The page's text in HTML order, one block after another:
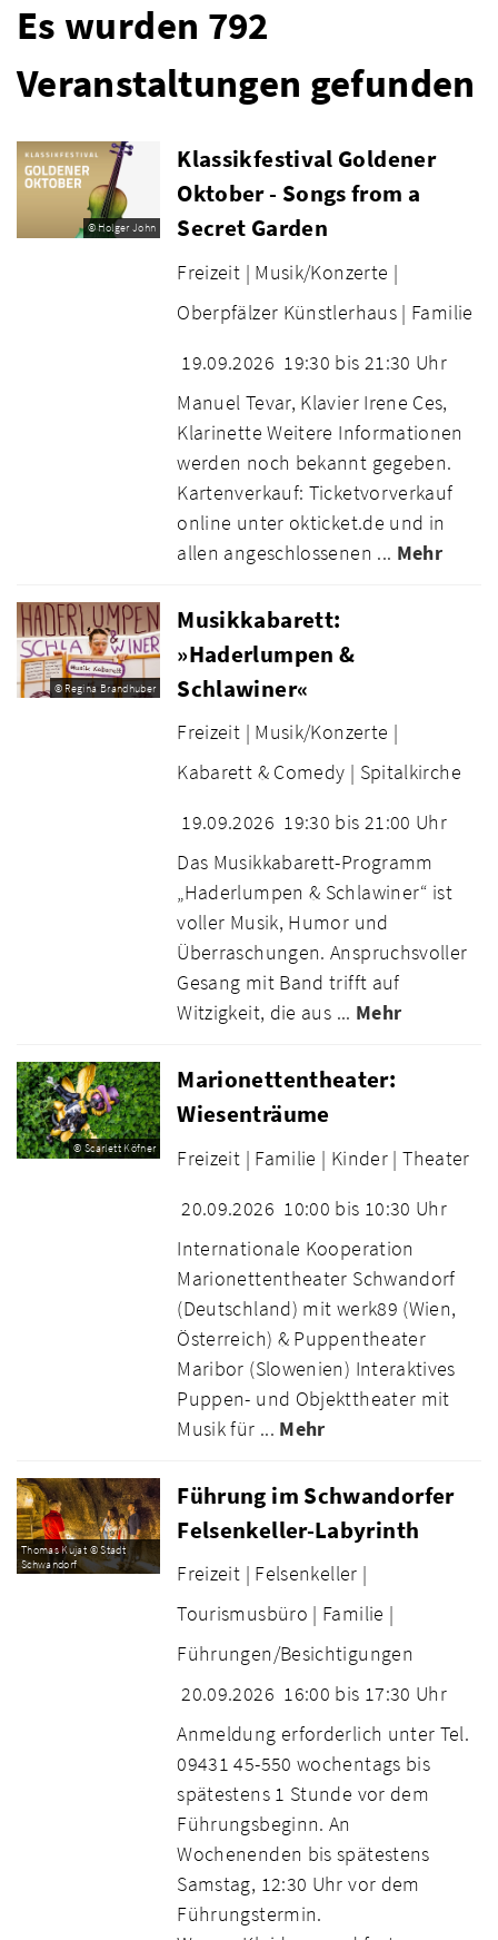
Es wurden 792
Veranstaltungen gefunden
© Holger John
Klassikfestival Goldener
Oktober - Songs from a
Secret Garden
Freizeit | Musik/Konzerte |
Oberpfälzer Künstlerhaus | Familie
19.09.2026 19:30 bis 21:30 Uhr
Manuel Tevar, Klavier Irene Ces,
Klarinette Weitere Informationen
werden noch bekannt gegeben.
Kartenverkauf: Ticketvorverkauf
online unter okticket.de und in
allen angeschlossenen ... Mehr
© Regina Brandhuber
Musikkabarett:
»Haderlumpen &
Schlawiner«
Freizeit | Musik/Konzerte |
Kabarett & Comedy | Spitalkirche
19.09.2026 19:30 bis 21:00 Uhr
Das Musikkabarett-Programm
„Haderlumpen & Schlawiner“ ist
voller Musik, Humor und
Überraschungen. Anspruchsvoller
Gesang mit Band trifft auf
Witzigkeit, die aus ... Mehr
© Scarlett Köfner
Marionettentheater:
Wiesenträume
Freizeit | Familie | Kinder | Theater
20.09.2026 10:00 bis 10:30 Uhr
Internationale Kooperation
Marionettentheater Schwandorf
(Deutschland) mit werk89 (Wien,
Österreich) & Puppentheater
Maribor (Slowenien) Interaktives
Puppen- und Objekttheater mit
Musik für ... Mehr
Thomas Kujat © Stadt
Schwandorf
Führung im Schwandorfer
Felsenkeller-Labyrinth
Freizeit | Felsenkeller |
Tourismusbüro | Familie |
Führungen/Besichtigungen
20.09.2026 16:00 bis 17:30 Uhr
Anmeldung erforderlich unter Tel.
09431 45-550 wochentags bis
spätestens 1 Stunde vor dem
Führungsbeginn. An
Wochenenden bis spätestens
Samstag, 12:30 Uhr vor dem
Führungstermin.